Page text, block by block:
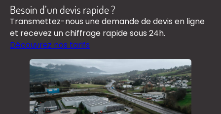
Besoin d’un devis rapide ?
Transmettez-nous une demande de devis en ligne
et recevez un chiffrage rapide sous 24h.
Découvrez nos tarifs